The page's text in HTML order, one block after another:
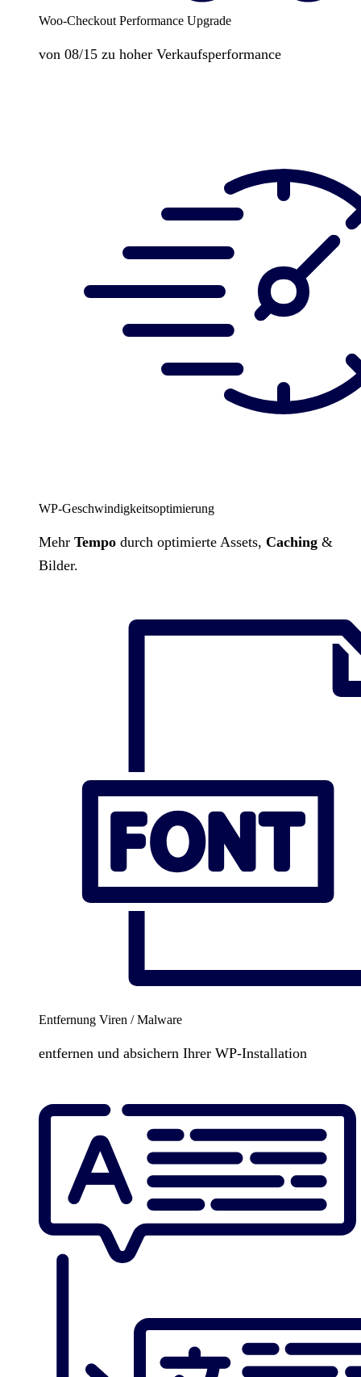
Woo-Checkout Performance Upgrade
von 08/15 zu hoher Verkaufsperformance
WP-Geschwindigkeitsoptimierung
Mehr Tempo durch optimierte Assets, Caching &
Bilder.
Entfernung Viren / Malware
entfernen und absichern Ihrer WP-Installation